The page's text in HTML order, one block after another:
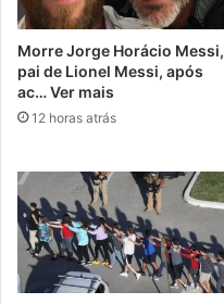
Morre Jorge Horácio Messi,
pai de Lionel Messi, após
ac… Ver mais
12 horas atrás